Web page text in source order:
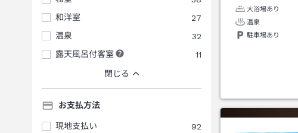
和洋室
27
温泉
32
露天風呂付客室
11
閉じる
お支払方法
現地支払い
92
大浴場あり
温泉
駐車場あり